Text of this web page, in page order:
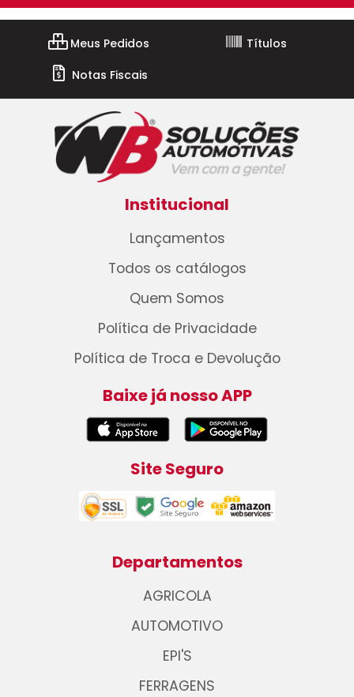
Meus Pedidos
Títulos
Notas Fiscais
Institucional
Lançamentos
Todos os catálogos
Quem Somos
Política de Privacidade
Política de Troca e Devolução
Baixe já nosso APP
Site Seguro
Departamentos
AGRICOLA
AUTOMOTIVO
EPI'S
FERRAGENS